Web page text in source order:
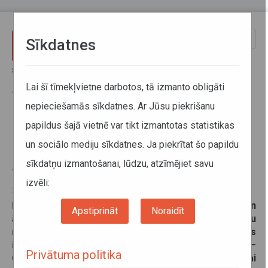
Sākums
Jēkabpils novadā
No 4. novembra izmaiņas trīs
reģionālo autobusu maršrutos
Jēkabpils novadā
22. oktobris 2024
Lai skolēni pēc mācībām Zasas vidusskolā un
ārpusskolas izglītības aktivitātēm vakaros varētu
nokļūt mājās Slatē, no šī gada 4. novembra veiktas
izmaiņas reģionālo autobusu maršrutos Zasa–
Ģērķēni–Slate–Rubeņi, Jēkabpils–Zasa–Slate–Rubeņi
Sīkdatnes
Lai šī tīmekļvietne darbotos, tā izmanto obligāti
nepieciešamās sīkdatnes. Ar Jūsu piekrišanu
papildus šajā vietnē var tikt izmantotas statistikas
un sociālo mediju sīkdatnes. Ja piekrītat šo papildu
sīkdatņu izmantošanai, lūdzu, atzīmējiet savu
izvēli:
Apstiprināt Noraidīt
Privātuma politika